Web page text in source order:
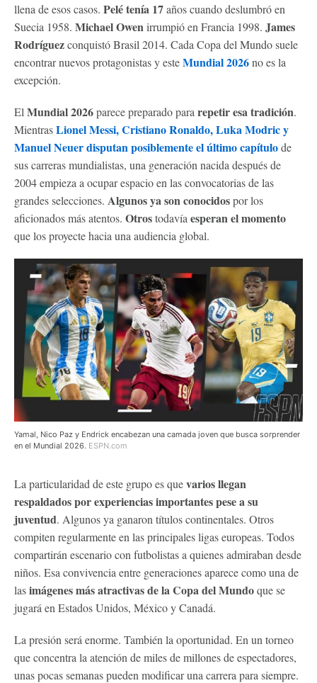
llena de esos casos. Pelé tenía 17años cuando deslumbró en
Suecia 1958. Michael Owenirrumpió en Francia 1998. James
Rodríguezconquistó Brasil 2014. Cada Copa del Mundo suele
encontrar nuevos protagonistas y esteMundial 2026no es la
excepción.
El Mundial 2026parece preparado para repetir esa tradición.
MientrasLionel Messi, Cristiano Ronaldo, Luka Modric y
Manuel Neuer disputan posiblemente el último capítulode
sus carreras mundialistas, una generación nacida después de
2004 empieza a ocupar espacio en las convocatorias de las
grandes selecciones. Algunos ya son conocidospor los
aficionados más atentos. Otrostodavía esperan el momento
que los proyecte hacia una audiencia global.
Yamal, Nico Paz y Endrick encabezan una camada joven que busca sorprender
en el Mundial 2026. ESPN.com
La particularidad de este grupo es quevarios llegan
respaldados por experiencias importantes pese a su
juventud. Algunos ya ganaron títulos continentales. Otros
compiten regularmente en las principales ligas europeas. Todos
compartirán escenario con futbolistas a quienes admiraban desde
niños. Esa convivencia entre generaciones aparece como una de
lasimágenes más atractivas de la Copa del Mundoque se
jugará en Estados Unidos, México y Canadá.
La presión será enorme. También la oportunidad. En un torneo
que concentra la atención de miles de millones de espectadores,
unas pocas semanas pueden modificar una carrera para siempre.